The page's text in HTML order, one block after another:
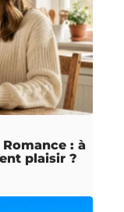
: à
plaisir ?